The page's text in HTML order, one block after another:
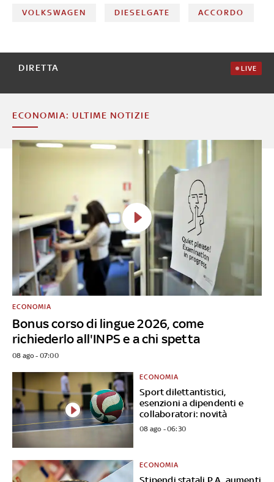
VOLKSWAGEN DIESELGATE ACCORDO
DIRETTA LIVE
ECONOMIA: ULTIME NOTIZIE
Bonus corso di lingue 2026, come
richiederlo all'INPS e a chi spetta
ECONOMIA
08 ago - 07:00
Sport dilettantistici,
esenzioni a dipendenti e
collaboratori: novità
ECONOMIA
08 ago - 06:30
ECONOMIA